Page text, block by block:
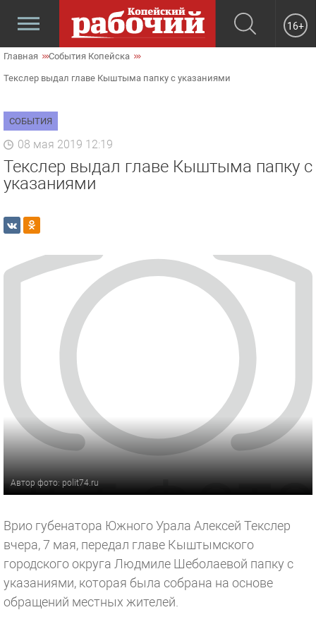
16+
Главная События Копейска
Текслер выдал главе Кыштыма папку с указаниями
СОБЫТИЯ
08 мая 2019 12:19
Текслер выдал главе Кыштыма папку с
указаниями
Автор фото: polit74.ru
Врио губенатора Южного Урала Алексей Текслер
вчера, 7 мая, передал главе Кыштымского
городского округа Людмиле Шеболаевой папку с
указаниями, которая была собрана на основе
обращений местных жителей.